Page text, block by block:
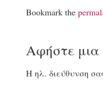
Bookmark the
Αφήστε
Η ηλ. διεύθυνση